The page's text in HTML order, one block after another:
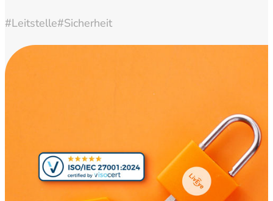
#Leitstelle#Sicherheit